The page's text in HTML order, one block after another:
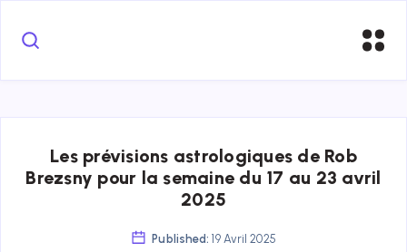
Les prévisions astrologiques de Rob
Brezsny pour la semaine du 17 au 23 avril
2025
Published: 19 Avril 2025